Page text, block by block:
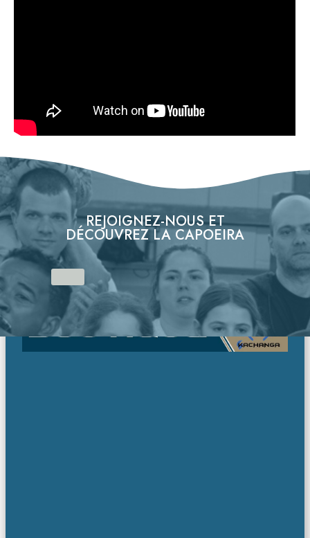
REJOIGNEZ-NOUS ET
DÉCOUVREZ LA CAPOEIRA